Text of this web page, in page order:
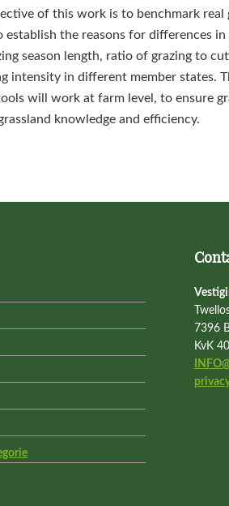
of this work is to benchmark real
the reasons for differences
season length, ratio of grazing to
intensity in different member states.
will work at farm level, to ensure
knowledge and efficiency.
7396
KvK